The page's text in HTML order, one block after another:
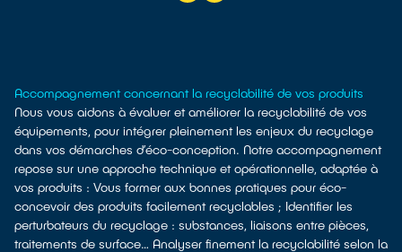
Accompagnement concernant la recyclabilité de vos produits
Nous vous aidons à évaluer et améliorer la recyclabilité de vos
équipements, pour intégrer pleinement les enjeux du recyclage
dans vos démarches d’éco-conception. Notre accompagnement
repose sur une approche technique et opérationnelle, adaptée à
vos produits : Vous former aux bonnes pratiques pour éco-
concevoir des produits facilement recyclables ; Identifier les
perturbateurs du recyclage : substances, liaisons entre pièces,
traitements de surface… Analyser finement la recyclabilité selon la